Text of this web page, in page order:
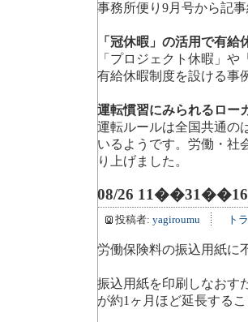
事務所便り9月号から記
「冠休暇」の活用で有給
「プロジェクト休暇」
有給休暇制度を設ける事
運転慣習にみられるロー
運転ルールは全国共通の
いるようです。労働・社
り上げました。
08/26
投稿者: yagiroumu ト
労働保険料の振込用紙に
振込用紙を印刷しなおす
が約1ヶ月ほど延長する